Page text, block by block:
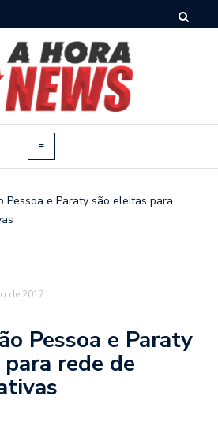
Pessoa e Paraty são eleitas para
de 2017
Pessoa e Paraty
rede de